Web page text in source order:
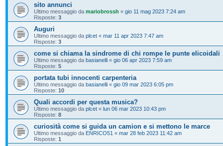
sito annunci
Ultimo messaggio da mariobrossh « gio 11 mag 2023 7:24 am
Risposte: 3
Auguri
Ultimo messaggio da plcet « mar 11 apr 2023 7:47 am
Risposte: 3
come si chiama la sindrome di chi rompe le punte elicoidali
Ultimo messaggio da basianelli « gio 06 apr 2023 7:59 am
Risposte: 5
portata tubi innocenti carpenteria
Ultimo messaggio da basianelli « gio 09 mar 2023 6:05 pm
Risposte: 10
Quali accordi per questa musica?
Ultimo messaggio da plcet « lun 06 mar 2023 10:43 pm
Risposte: 8
curiosità come si guida un camion e si mettono le marce
Ultimo messaggio da ENRICO51 « mar 28 feb 2023 11:42 am
Risposte: 1